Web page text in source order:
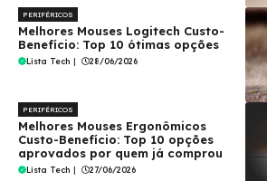
PERIFÉRICOS
Melhores Mouses Logitech Custo-
Benefício: Top 10 ótimas opções
Lista Tech | 28/06/2026
PERIFÉRICOS
Melhores Mouses Ergonômicos
Custo-Benefício: Top 10 opções
aprovados por quem já comprou
Lista Tech | 27/06/2026